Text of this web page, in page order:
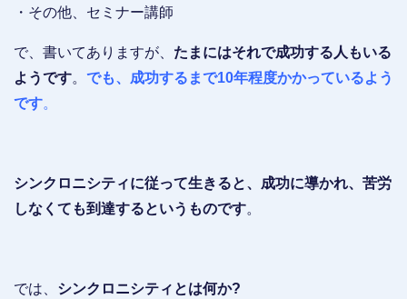
・その他、セミナー講師
で、書いてありますが、 たまにはそれで成功する人もいる
ようです。 でも、成功するまで10年程度かかっているよう
です。
シンクロニシティに従って生きると、成功に導かれ、苦労
しなくても到達するというものです。
では、 シンクロニシティとは何か?